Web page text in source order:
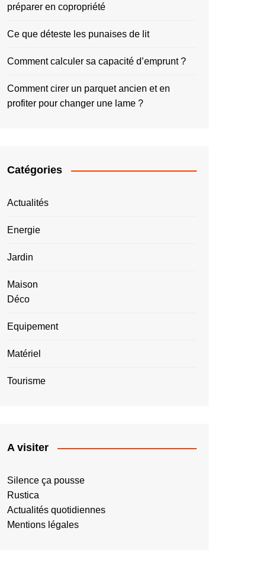
préparer en copropriété
Ce que déteste les punaises de lit
Comment calculer sa capacité d’emprunt ?
Comment cirer un parquet ancien et en
profiter pour changer une lame ?
Catégories
Actualités
Energie
Jardin
Maison
Déco
Equipement
Matériel
Tourisme
A visiter
Silence ça pousse
Rustica
Actualités quotidiennes
Mentions légales